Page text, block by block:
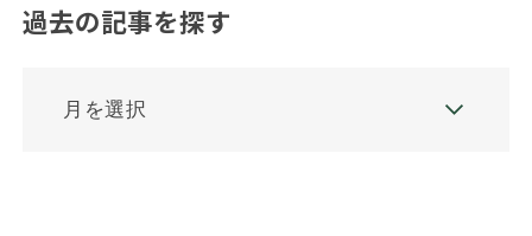
過去の記事を探す